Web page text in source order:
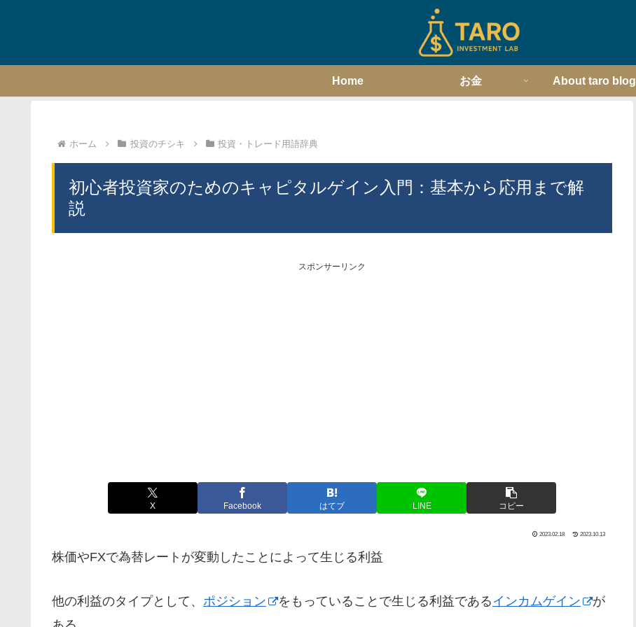
Home お金 About taro blog
ホーム 投資のチシキ 投資・トレード用語辞典
初心者投資家のためのキャピタルゲイン入門：基本から応用まで解
説
スポンサーリンク
X Facebook はてブ LINE コピー
2023.02.18 2023.10.13
株価やFXで為替レートが変動したことによって生じる利益
他の利益のタイプとして、 ポジション をもっていることで生じる利益である インカムゲイン
が